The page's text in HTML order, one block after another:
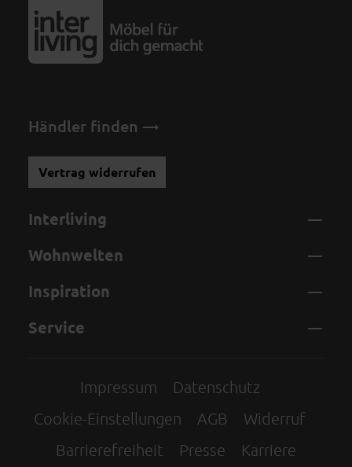
Händler finden
Vertrag widerrufen
Interliving
Wohnwelten
Inspiration
Service
Impressum
Datenschutz
Cookie-Einstellungen
AGB
Widerruf
Barrierefreiheit
Presse Karriere